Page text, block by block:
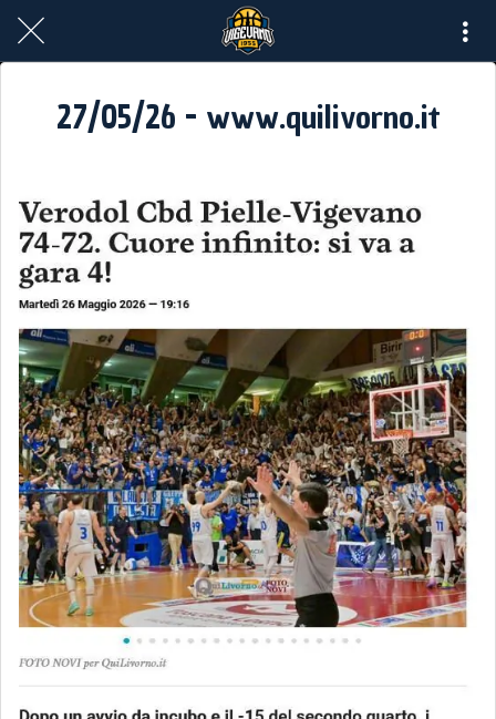
27/05/26 - www.quilivorno.it